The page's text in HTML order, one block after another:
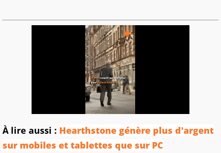
À lire aussi : Hearthstone génère plus d'argent
sur mobiles et tablettes que sur PC